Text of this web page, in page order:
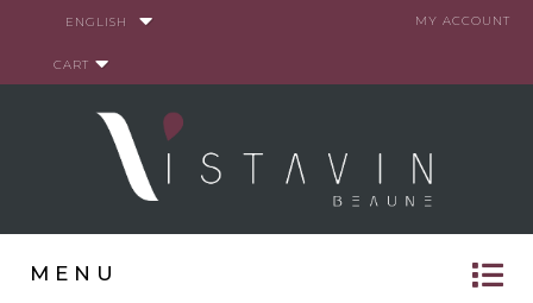
MY ACCOUNT
ENGLISH
CART
MENU